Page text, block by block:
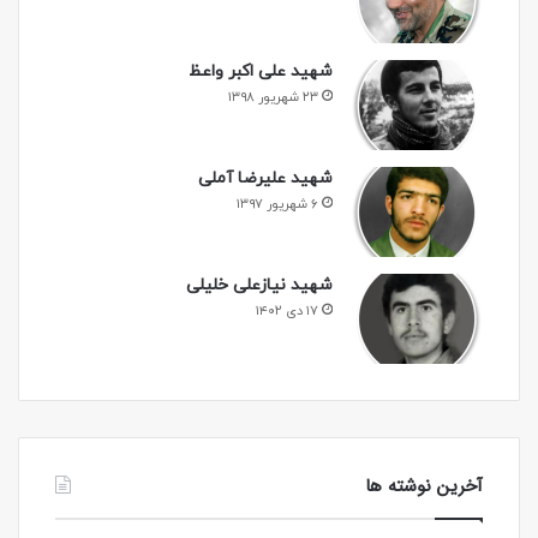
شهید علی اکبر واعظ
۲۳ شهریور ۱۳۹۸
شهید علیرضا آملی
۶ شهریور ۱۳۹۷
شهید نیازعلی خلیلی
۱۷ دی ۱۴۰۲
آخرین نوشته ها